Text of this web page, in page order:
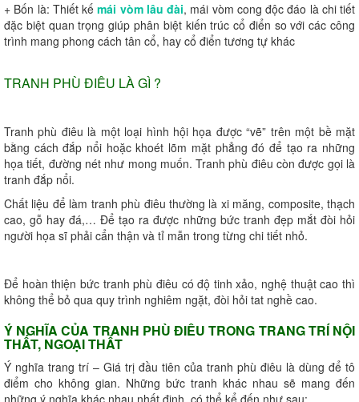
+ Bốn là: Thiết kếmái vòm lâu đài, mái vòm cong độc đáo là chi tiết
đặc biệt quan trọng giúp phân biệt kiến trúc cổ điển so với các công
trình mang phong cách tân cổ, hay cổ điển tương tự khác
TRANH PHÙ ĐIÊU LÀ GÌ ?
Tranh phù điêu là một loại hình hội họa được “vẽ” trên một bề mặt
bằng cách đắp nổi hoặc khoét lõm mặt phẳng đó để tạo ra những
họa tiết, đường nét như mong muốn. Tranh phù điêu còn được gọi là
tranh đắp nổi.
Chất liệu để làm tranh phù điêu thường là xi măng, composite, thạch
cao, gỗ hay đá,… Để tạo ra được những bức tranh đẹp mắt đòi hỏi
người họa sĩ phải cẩn thận và tỉ mẫn trong từng chi tiết nhỏ.
Để hoàn thiện bức tranh phù điêu có độ tinh xảo, nghệ thuật cao thì
không thể bỏ qua quy trình nghiêm ngặt, đòi hỏi tat nghề cao.
Ý NGHĨA CỦA TRANH PHÙ ĐIÊU TRONG TRANG TRÍ NỘI
THẤT, NGOẠI THẤT
Ý nghĩa trang trí – Giá trị đầu tiên của tranh phù điêu là dùng để tô
điểm cho không gian. Những bức tranh khác nhau sẽ mang đến